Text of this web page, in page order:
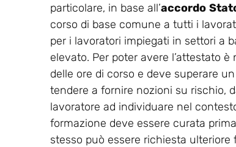
particolare, in base all’accordo
corso di base comune a tutti i
per i lavoratori impiegati in settori a
elevato. Per poter avere l’attestato
delle ore di corso e deve superare
tendere a fornire nozioni su rischio,
lavoratore ad individuare nel
formazione deve essere curata
stesso può essere richiesta